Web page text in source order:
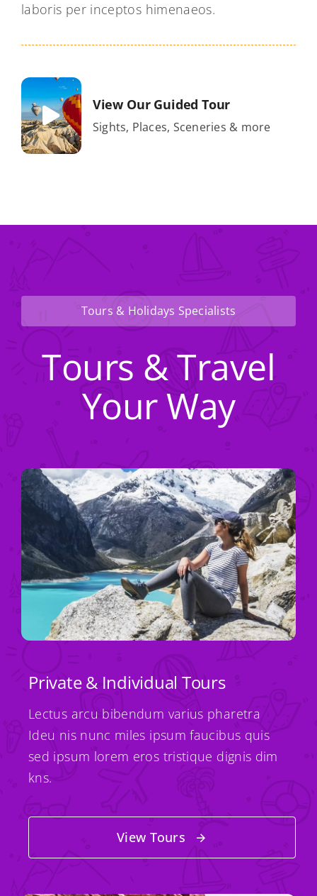
laboris per inceptos himenaeos.
View Our Guided Tour
Sights, Places, Sceneries & more
Tours & Holidays Specialists
Tours & Travel
Your Way
Private & Individual Tours
Lectus arcu bibendum varius pharetra
Ideu nis nunc miles ipsum faucibus quis
sed ipsum lorem eros tristique dignis dim
kns.
View Tours